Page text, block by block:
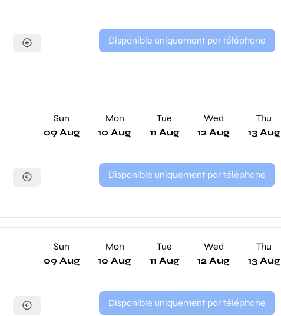
Disponible uniquement par téléphone
Sun
09 Aug
Mon
10 Aug
Tue
11 Aug
Wed
12 Aug
Thu
13 Aug
Disponible uniquement par téléphone
Sun
09 Aug
Mon
10 Aug
Tue
11 Aug
Wed
12 Aug
Thu
13 Aug
Disponible uniquement par téléphone